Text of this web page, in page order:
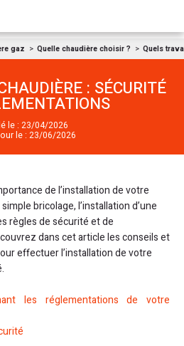
gaz Quelle chaudière choisir ? Quels
: SÉCURITÉ
le : 23/04/2026
le : 23/06/2026
de l’installation de votre
bricolage, l’installation d’une
règles de sécurité et de
dans cet article les conseils et
effectuer l’installation de votre
les réglementations de votre